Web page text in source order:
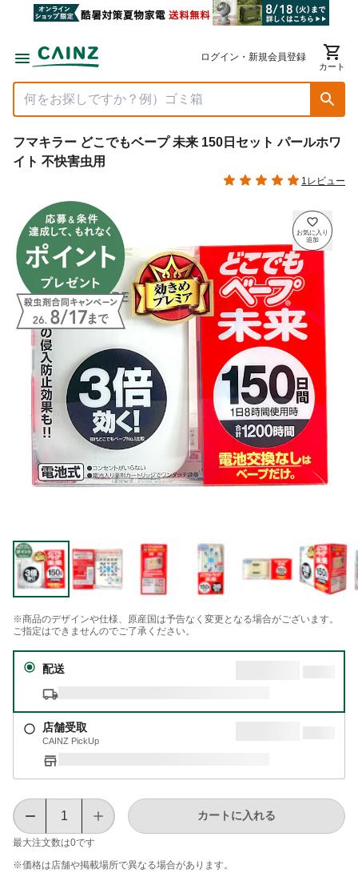
ログイン・新規会員登録
カート
フマキラー どこでもベープ 未来 150日セット パールホワ
イト 不快害虫用
1レビュー
※商品のデザインや仕様、原産国は予告なく変更となる場合がございます。
ご指定はできませんのでご了承ください。
配送
店舗受取
CAINZ PickUp
最大注文数は0です
カートに入れる
※価格は​店舗や​掲載場所で​異なる​場合が​あります。